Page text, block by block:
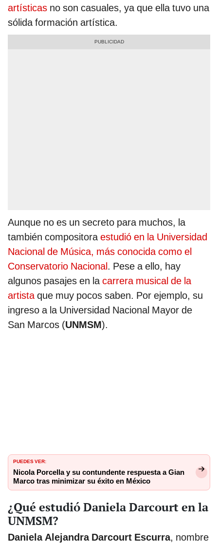
artísticas no son casuales, ya que ella tuvo una
sólida formación artística.
Aunque no es un secreto para muchos, la
también compositoraestudió en la Universidad
Nacional de Música, más conocida como el
Conservatorio Nacional. Pese a ello, hay
algunos pasajes en lacarrera musical de la
artistaque muy pocos saben. Por ejemplo, su
ingreso a la Universidad Nacional Mayor de
San Marcos (UNMSM).
PUEDES VER:
Nicola Porcella y su contundente respuesta a Gian
Marco tras minimizar su éxito en México
¿Qué estudió Daniela Darcourt en la
UNMSM?
Daniela Alejandra Darcourt Escurra, nombre